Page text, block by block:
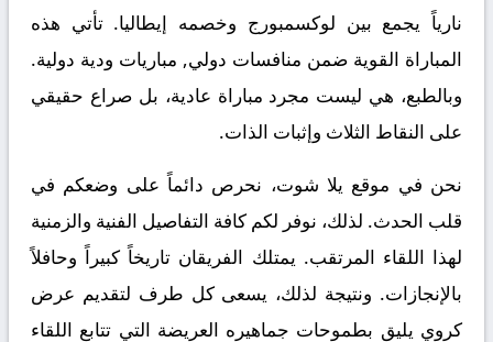
نارياً يجمع بين لوكسمبورج وخصمه إيطاليا. تأتي هذه
المباراة القوية ضمن منافسات دولي, مباريات ودية دولية.
وبالطبع، هي ليست مجرد مباراة عادية، بل صراع حقيقي
على النقاط الثلاث وإثبات الذات.
نحن في موقع يلا شوت، نحرص دائماً على وضعكم في
قلب الحدث. لذلك، نوفر لكم كافة التفاصيل الفنية والزمنية
لهذا اللقاء المرتقب. يمتلك الفريقان تاريخاً كبيراً وحافلاً
بالإنجازات. ونتيجة لذلك، يسعى كل طرف لتقديم عرض
كروي يليق بطموحات جماهيره العريضة التي تتابع اللقاء